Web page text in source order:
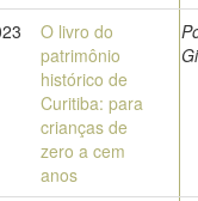
O livro do
patrimônio
histórico de
Curitiba: para
crianças de
zero a cem
anos